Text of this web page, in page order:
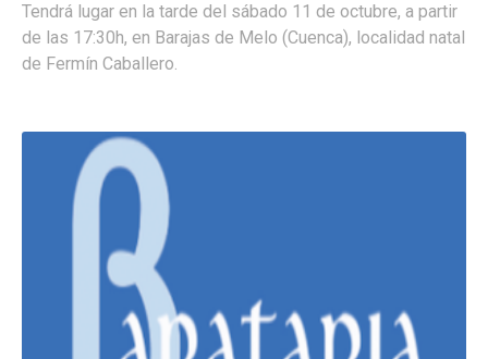
Tendrá lugar en la tarde del sábado 11 de octubre, a partir
de las 17:30h, en Barajas de Melo (Cuenca), localidad natal
de Fermín Caballero.